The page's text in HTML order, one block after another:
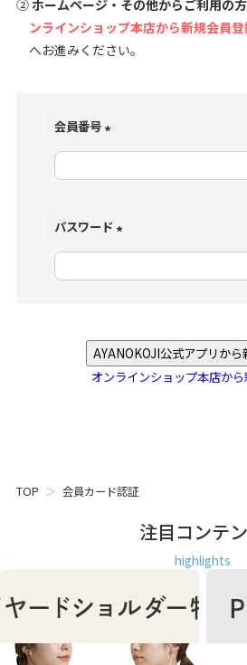
②ホームページ・その他からご利用の方
ンラインショップ本店から新規会員登
へお進みください。
会員番号
(
必
パスワード
(
必
AYANOKOJI公式アプリから
オンラインショップ本店か
TOP 会員カード認証
注目コンテ
highlights